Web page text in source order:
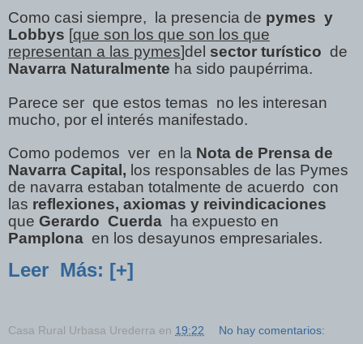
Como casi siempre, la presencia de pymes y
Lobbys [que son los que son los que
representan a las pymes]del sector turístico de
Navarra Naturalmente ha sido paupérrima.
Parece ser que estos temas no les interesan
mucho, por el interés manifestado.
Como podemos ver en la Nota de Prensa de
Navarra Capital, los responsables de las Pymes
de navarra estaban totalmente de acuerdo con
las reflexiones, axiomas y reivindicaciones
que Gerardo Cuerda
ha expuesto en
Pamplona en los desayunos empresariales.
Leer Más: [+]
Casa Rural Urbasa Urederra en 19:22 No hay comentarios: